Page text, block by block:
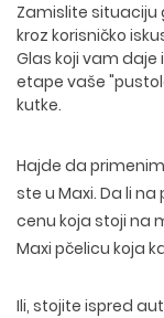
Zamislite
kroz korisničko
Glas koji vam daje
etape vaše
kutke.
Hajde da
ste u Maxi. Da li
cenu koja stoji na
Maxi pčelicu koja
Ili, stojite ispred